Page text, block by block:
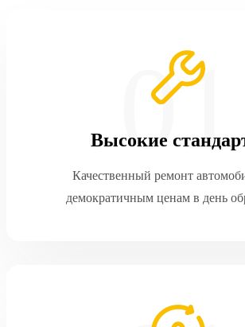
Высокие
Качественный ремонт
демократичным ценам в день